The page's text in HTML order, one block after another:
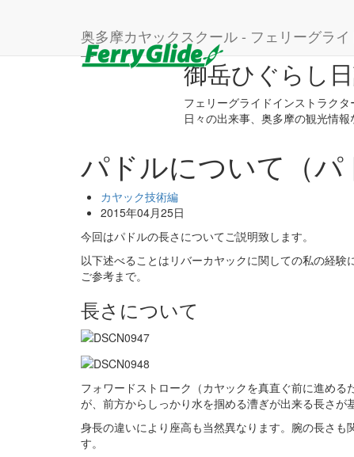
奥多摩カヤックスクール - フェリーグライ
御岳ひぐらし
フェリーグライドインストラク
日々の出来事、奥多摩の観光情報
パドルについて（パ
カヤック技術編
2015年04月25日
今回はパドルの長さについてご説明致します。
以下述べることはリバーカヤックに関しての私の経
ご参考まで。
長さについて
フォワードストローク（カヤックを真直ぐ前に進める
が、前方からしっかり水を掴める漕ぎが出来る長さが
身長の違いにより座高も当然異なります。腕の長さ
す。